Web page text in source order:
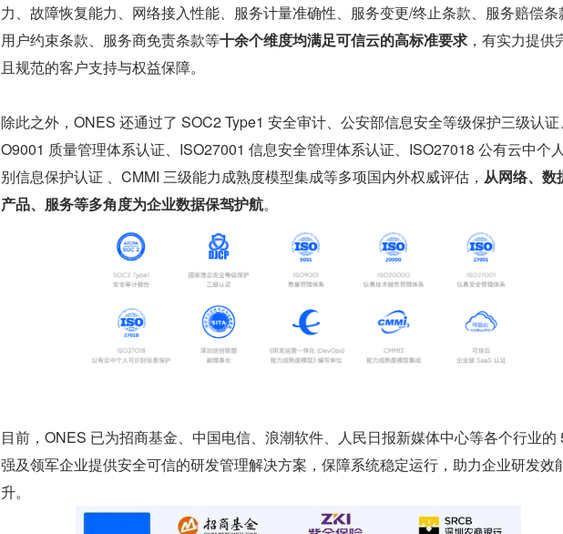
力、故障恢复能力、网络接入性能、服务计量准确性、服务变更/终止条款、服务赔偿条
用户约束条款、服务商免责条款等十余个维度均满足可信云的高标准要求 ，有实力提供
且规范的客户支持与权益保障。
除此之外，ONES 还通过了 SOC2 Type1 安全审计、公安部信息安全等级保护三级认证
O9001 质量管理体系认证、ISO27001 信息安全管理体系认证、ISO27018 公有云中个
别信息保护认证 、CMMI 三级能力成熟度模型集成等多项国内外权威评估， 从网络、数
产品、服务等多角度为企业数据保驾护航。
目前，ONES 已为招商基金、中国电信、浪潮软件、人民日报新媒体中心等各个行业的
强及领军企业提供安全可信的研发管理解决方案，保障系统稳定运行，助力企业研发效
升。